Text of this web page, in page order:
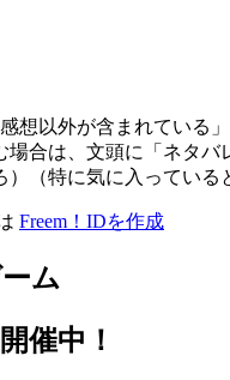
想以外が含まれている
合は、文頭に「ネタバ
（特に気に入っている
Freem！IDを作成
ム
催中！